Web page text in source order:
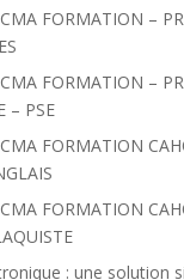
FORMATION –
FORMATION –
– PSE
FORMATION
FORMATION
: une solution